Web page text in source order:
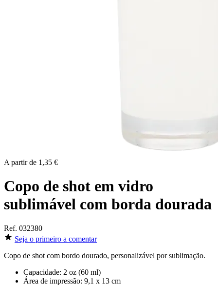
A partir de 1,35 €
Copo de shot em vidro
sublimável com borda dourada
Ref. 032380
Seja o primeiro a comentar
Copo de shot com bordo dourado, personalizável porsublimação.
Capacidade: 2 oz (60 ml)
Área de impressão: 9,1 x 13 cm